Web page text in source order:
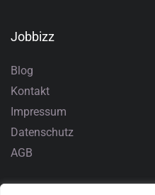
Jobbizz
Blog
Kontakt
Impressum
Datenschutz
AGB